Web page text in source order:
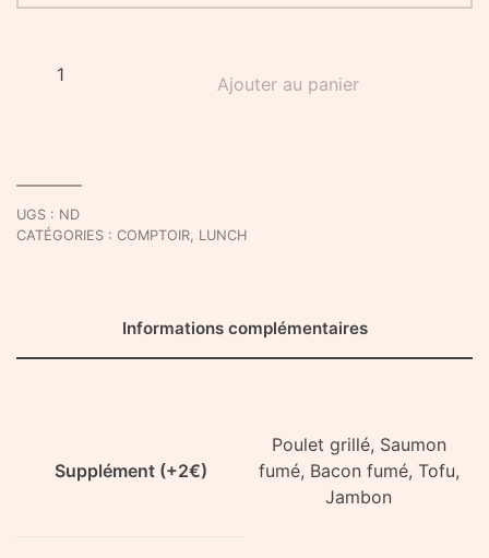
quantité
salées
Ajouter au panier
UGS : ND
CATÉGORIES : COMPTOIR LUNCH
Informations complémentaires
Supplément (+2€)
Poulet grillé, Saumon
fumé, Bacon fumé, Tofu,
Jambon